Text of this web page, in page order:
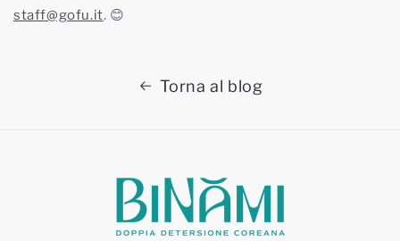
staff@gofu.it. 😊
Torna al blog